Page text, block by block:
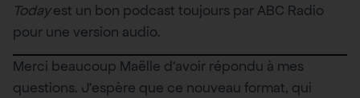
Todayest un bon podcast toujours par ABC Radio
pour une version audio.
Merci beaucoup Maëlle d’avoir répondu à mes
questions. J’espère que ce nouveau format, qui